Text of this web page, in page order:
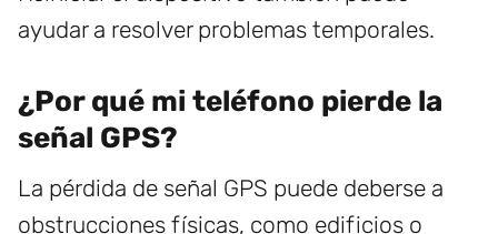
ayudar a resolver problemas temporales.
¿Por qué mi teléfono pierde la
señal GPS?
La pérdida de señal GPS puede deberse a
obstrucciones físicas, como edificios o